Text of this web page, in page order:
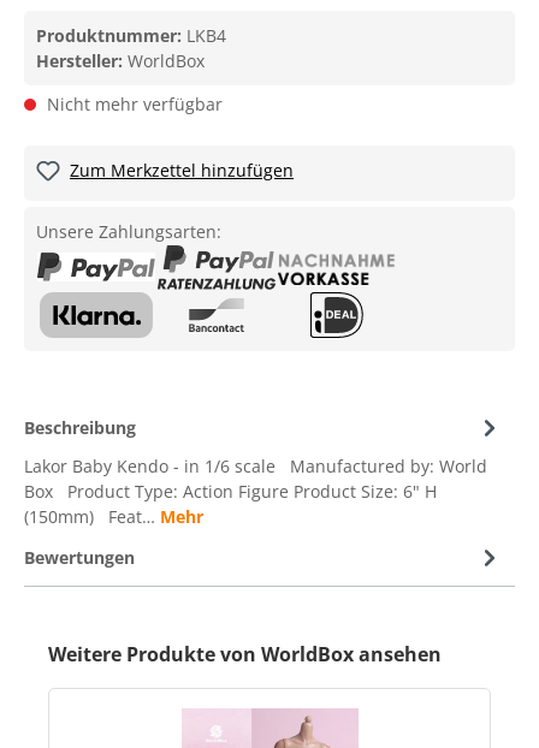
Produktnummer: LKB4
Hersteller: WorldBox
Nicht mehr verfügbar
Zum Merkzettel hinzufügen
Unsere Zahlungsarten:
Beschreibung
Lakor Baby Kendo - in 1/6 scale Manufactured by: World
Box Product Type: Action Figure Product Size: 6" H
(150mm) Feat… Mehr
Bewertungen
Weitere Produkte von WorldBox ansehen